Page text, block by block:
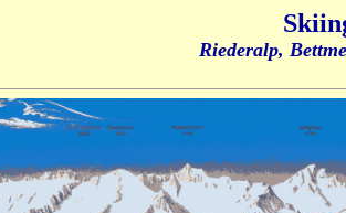
Riederalp,